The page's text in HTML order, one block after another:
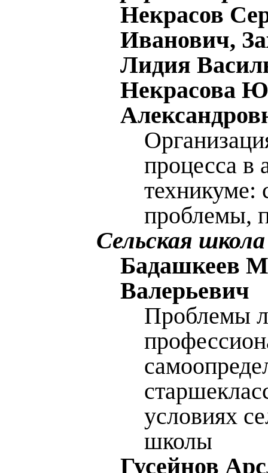
Некрасов
Иванович,
Лидия
Некрасова
процесса в
техникуме:
проблемы,
Сельская школа
Бадашкеев
Валерьевич
Проблемы
условиях
школы
Гусейнов